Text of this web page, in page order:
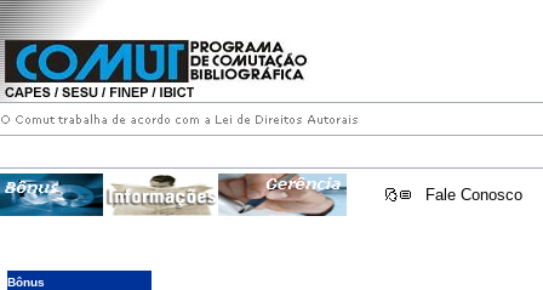
Fale Conosco
Bônus